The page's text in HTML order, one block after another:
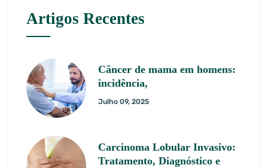
Artigos Recentes
Câncer de mama em homens:
incidência,
Julho 09, 2025
Carcinoma Lobular Invasivo:
Tratamento, Diagnóstico e